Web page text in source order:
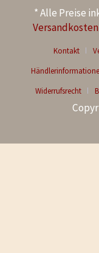
* Alle Preise
Versandkosten
Kontakt
Widerrufsrecht